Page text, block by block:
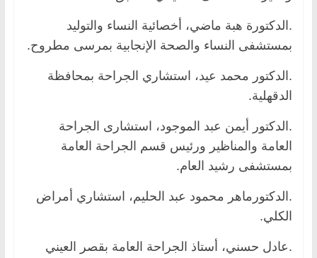
.الدكتورة هبة ماضي، أخصائية النساء والتوليد
بمستشفى النساء والصحة الإنجابية بمرسى مطروح.
.الدكتور محمد عيد، استشاري الجراحة بمحافظة
الدقهلية.
.الدكتور أيمن عبد الموجود، استشارى الجراحة
العامة والمناظير ورئيس قسم الجراحة العامة
بمستشفى رشيد العام.
.الدكتورماهر محمود عبد الحليم، استشاري أمراض
الكلي.
.عادل حسني، أستاذ الجراحة العامة بقصر العيني